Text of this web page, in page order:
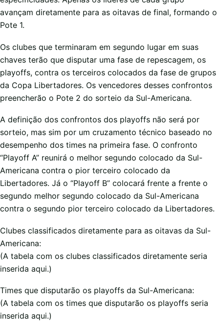
avançam diretamente para as oitavas de final, formando o
Pote 1.
Os clubes que terminaram em segundo lugar em suas
chaves terão que disputar uma fase de repescagem, os
playoffs, contra os terceiros colocados da fase de grupos
da Copa Libertadores. Os vencedores desses confrontos
preencherão o Pote 2 do sorteio da Sul-Americana.
A definição dos confrontos dos playoffs não será por
sorteio, mas sim por um cruzamento técnico baseado no
desempenho dos times na primeira fase. O confronto
“Playoff A” reunirá o melhor segundo colocado da Sul-
Americana contra o pior terceiro colocado da
Libertadores. Já o “Playoff B” colocará frente a frente o
segundo melhor segundo colocado da Sul-Americana
contra o segundo pior terceiro colocado da Libertadores.
Clubes classificados diretamente para as oitavas da Sul-
Americana:
(A tabela com os clubes classificados diretamente seria
inserida aqui.)
Times que disputarão os playoffs da Sul-Americana:
(A tabela com os times que disputarão os playoffs seria
inserida aqui.)